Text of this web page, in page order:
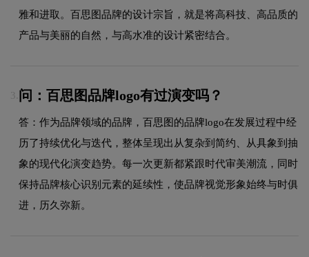
雅和进取。百思图品牌的设计宗旨，就是将高科技、高品质的
产品与美丽的自然，与高水准的设计紧密结合。
3. 问：百思图品牌logo有过演变吗？
答：作为品牌领域的品牌，百思图的品牌logo在发展过程中经
历了持续优化与迭代，整体呈现出从复杂到简约、从具象到抽
象的现代化演变趋势。每一次更新都紧跟时代审美潮流，同时
保持品牌核心识别元素的延续性，使品牌视觉形象始终与时俱
进，历久弥新。